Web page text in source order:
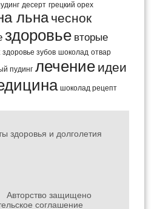
десерт грецкий орех
льна чеснок
здоровье вторые
здоровье зубов шоколад отвар
пудинг лечение идеи
шоколад рецепт
здоровья и долголетия
Авторство защищено
соглашение